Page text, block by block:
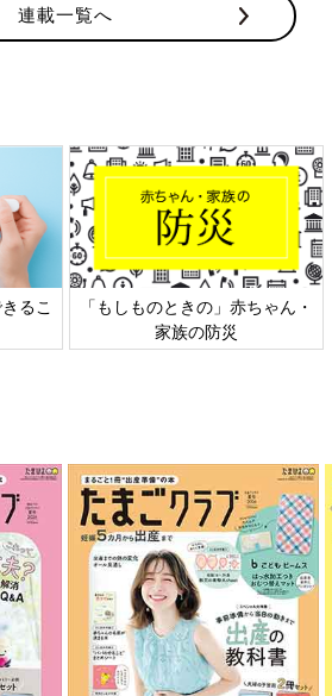
連載一覧へ
るこ
「もしものときの」赤ちゃん・
家族の防災